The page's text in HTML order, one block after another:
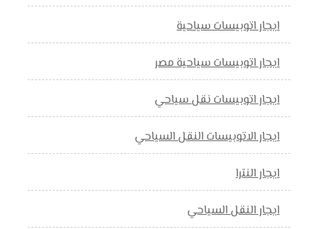
ايجار اتوبيسات سياحية
ايجار اتوبيسات سياحية مصر
ايجار اتوبيسات نقل سياحي
ايجار الاتوبيسات النقل السياحي
ايجار النترا
ايجار النقل السياحي